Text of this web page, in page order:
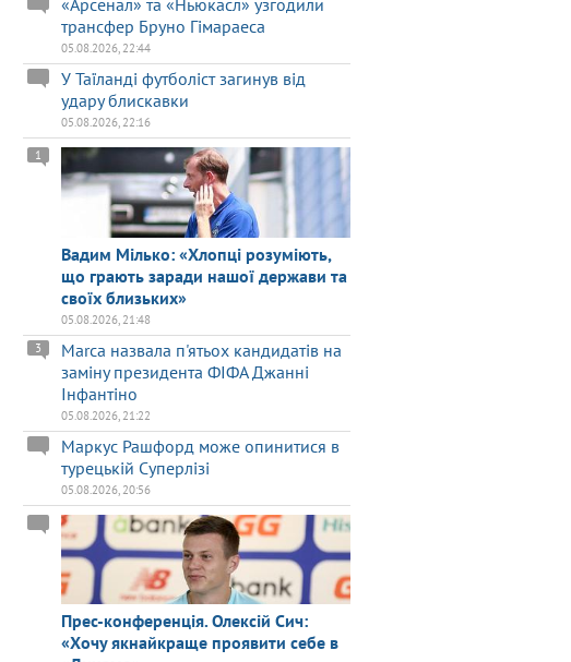
«Арсенал» та «Ньюкасл» узгодили
трансфер Бруно Гімараеса
05.08.2026, 22:44
У Таїланді футболіст загинув від
удару блискавки
05.08.2026, 22:16
Вадим Мілько: «Хлопці розуміють,
що грають заради нашої держави та
своїх близьких»
1
05.08.2026, 21:48
Marca назвала п'ятьох кандидатів на
заміну президента ФІФА Джанні
Інфантіно
3
05.08.2026, 21:22
Маркус Рашфорд може опинитися в
турецькій Суперлізі
05.08.2026, 20:56
Прес-конференція. Олексій Сич:
«Хочу якнайкраще проявити себе в